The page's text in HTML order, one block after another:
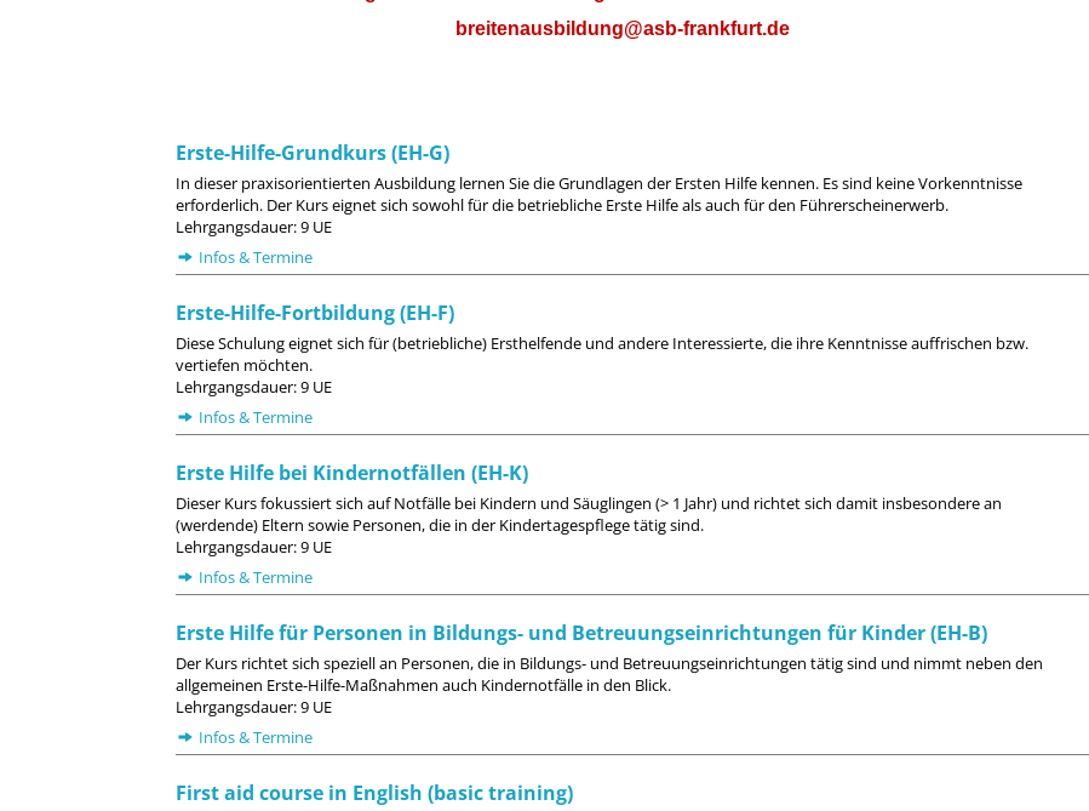
breitenausbildung@asb-frankfurt.de
Erste-Hilfe-Grundkurs (EH-G)
In dieser praxisorientierten Ausbildung lernen Sie die Grundlagen der Ersten Hilfe kennen. Es sind keine Vorkenntnisse
erforderlich. Der Kurs eignet sich sowohl für die betriebliche Erste Hilfe als auch für den Führerscheinerwerb.
Lehrgangsdauer: 9 UE
Infos & Termine
Erste-Hilfe-Fortbildung (EH-F)
Diese Schulung eignet sich für (betriebliche) Ersthelfende und andere Interessierte, die ihre Kenntnisse auffrischen bzw.
vertiefen möchten.
Lehrgangsdauer: 9 UE
Infos & Termine
Erste Hilfe bei Kindernotfällen (EH-K)
Dieser Kurs fokussiert sich auf Notfälle bei Kindern und Säuglingen (> 1 Jahr) und richtet sich damit insbesondere an
(werdende) Eltern sowie Personen, die in der Kindertagespflege tätig sind.
Lehrgangsdauer: 9 UE
Infos & Termine
Erste Hilfe für Personen in Bildungs- und Betreuungseinrichtungen für Kinder (EH-B)
Der Kurs richtet sich speziell an Personen, die in Bildungs- und Betreuungseinrichtungen tätig sind und nimmt neben den
allgemeinen Erste-Hilfe-Maßnahmen auch Kindernotfälle in den Blick.
Lehrgangsdauer: 9 UE
Infos & Termine
First aid course in English (basic training)